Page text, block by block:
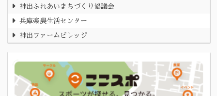
神出ふれあいまちづくり協議会
兵庫楽農生活センター
神出ファームビレッジ